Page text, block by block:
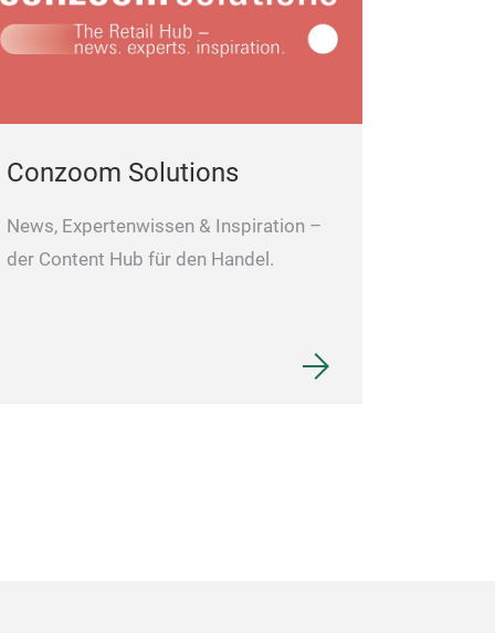
Conzoom Solutions
News, Expertenwissen & Inspiration –
der Content Hub für den Handel.